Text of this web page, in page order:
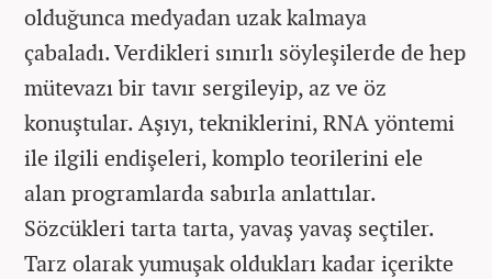
olduğunca medyadan uzak kalmaya
çabaladı. Verdikleri sınırlı söyleşilerde de hep
mütevazı bir tavır sergileyip, az ve öz
konuştular. Aşıyı, tekniklerini, RNA yöntemi
ile ilgili endişeleri, komplo teorilerini ele
alan programlarda sabırla anlattılar.
Sözcükleri tarta tarta, yavaş yavaş seçtiler.
Tarz olarak yumuşak oldukları kadar içerikte